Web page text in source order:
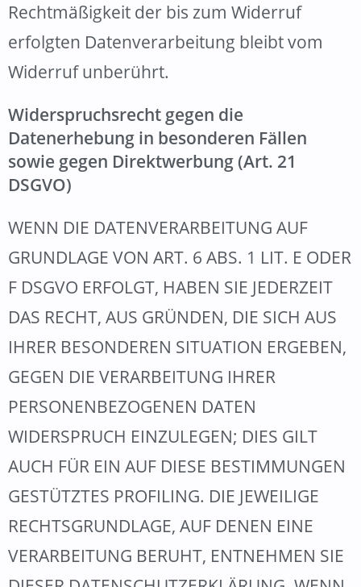
Rechtmäßigkeit der bis zum Widerruf
erfolgten Datenverarbeitung bleibt vom
Widerruf unberührt.
Widerspruchsrecht gegen die
Datenerhebung in besonderen Fällen
sowie gegen Direktwerbung (Art. 21
DSGVO)
WENN DIE DATENVERARBEITUNG AUF
GRUNDLAGE VON ART. 6 ABS. 1 LIT. E ODER
F DSGVO ERFOLGT, HABEN SIE JEDERZEIT
DAS RECHT, AUS GRÜNDEN, DIE SICH AUS
IHRER BESONDEREN SITUATION ERGEBEN,
GEGEN DIE VERARBEITUNG IHRER
PERSONENBEZOGENEN DATEN
WIDERSPRUCH EINZULEGEN; DIES GILT
AUCH FÜR EIN AUF DIESE BESTIMMUNGEN
GESTÜTZTES PROFILING. DIE JEWEILIGE
RECHTSGRUNDLAGE, AUF DENEN EINE
VERARBEITUNG BERUHT, ENTNEHMEN SIE